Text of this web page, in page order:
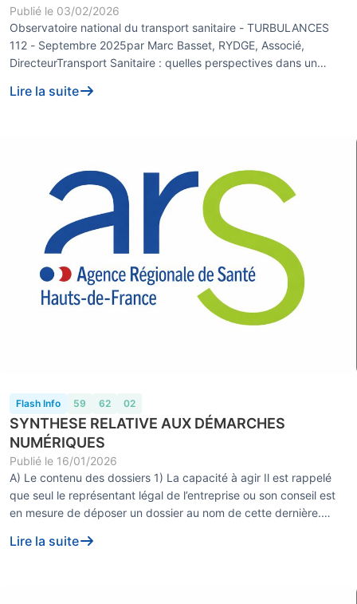
Publié le 03/02/2026
Observatoire national du transport sanitaire - TURBULANCES
112 - Septembre 2025par Marc Basset, RYDGE, Associé,
DirecteurTransport Sanitaire : quelles perspectives dans un
Lire la suite
Flash Info 59 62 02
SYNTHESE RELATIVE AUX DÉMARCHES
NUMÉRIQUES
Publié le 16/01/2026
A) Le contenu des dossiers 1) La capacité à agir Il est rappelé
que seul le représentant légal de l’entreprise ou son conseil est
en mesure de déposer un dossier au nom de cette dernière.
Lire la suite